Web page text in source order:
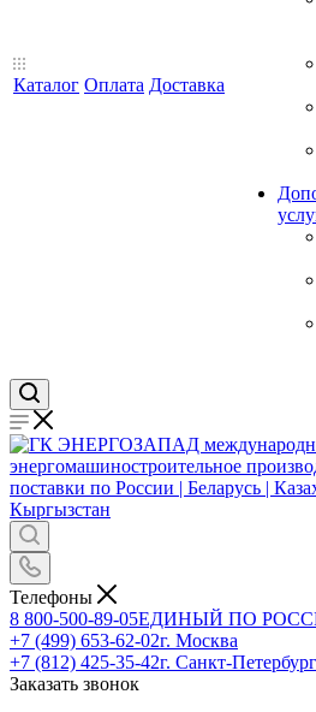
Каталог Оплата Доставка
Телефоны
8 800-500-89-05ЕДИНЫЙ ПО
+7 (499) 653-62-02г. Москва
+7 (812) 425-35-42г. Санкт-Петербург
Заказать звонок